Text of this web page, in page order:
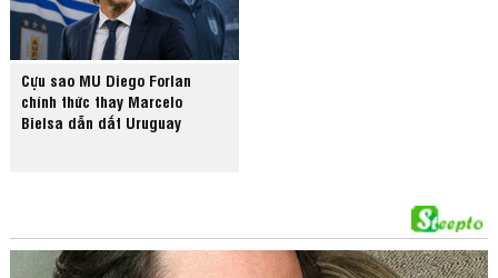
Cựu sao MU Diego Forlan
chính thức thay Marcelo
Bielsa dẫn dắt Uruguay